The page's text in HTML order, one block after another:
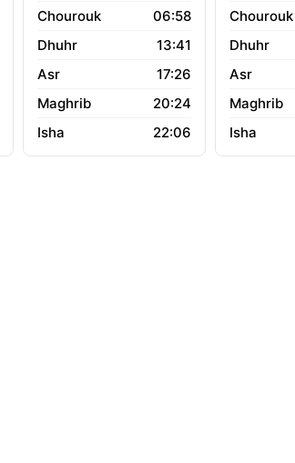
06:58
13:41
17:26
20:24
22:06